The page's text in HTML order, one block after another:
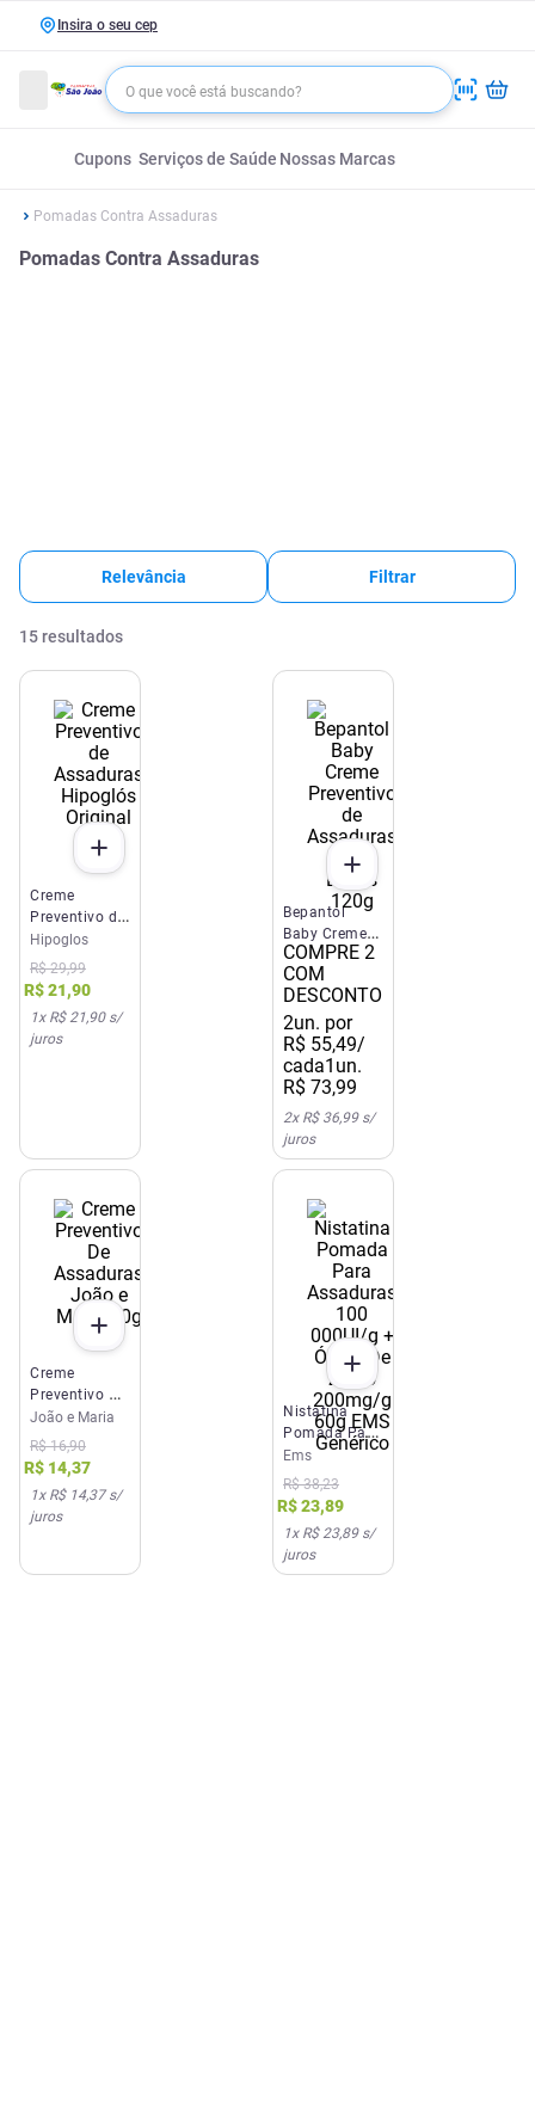
Insira o seu cep
Cupons Serviços de Saúde Nossas Marcas
Pomadas Contra Assaduras
Pomadas Contra Assaduras
Relevância Filtrar
15 resultados
Creme
Preventivo de
Assaduras
Hipoglós
Original 40g
Hipoglos
R$ 29,99
R$21,90
1x R$ 21,90s/
juros
Bepantol
Baby Creme
Preventivo de
Assaduras
para Bebês
120g
COMPRE 2
COM
DESCONTO
2un. por
R$ 55,49/
cada1un.
R$ 73,99
2x R$ 36,99s/
juros
Creme
Preventivo De
Assaduras
João e Maria
40g
João e Maria
R$ 16,90
R$ 14,37
1x R$ 14,37s/
juros
Nistatina
Pomada Para
Assaduras
100 000UI/g
+ Óxido De
Zinco
200mg/g 60g
EMS Genérico
Ems
R$ 38,23
R$23,89
1x R$ 23,89s/
juros